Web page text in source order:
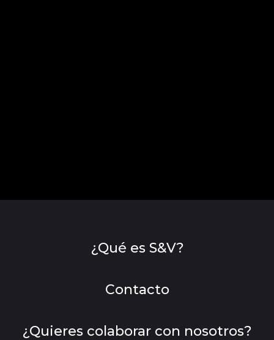
¿Qué es S&V?
Contacto
¿Quieres colaborar con nosotros?